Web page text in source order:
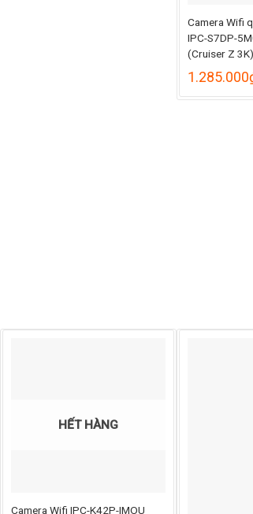
Camera Wifi
IPC-S7DP-
(Cruiser Z 3K)
1.285.000
HẾT HÀNG
Camera Wifi IPC-K42P-IMOU